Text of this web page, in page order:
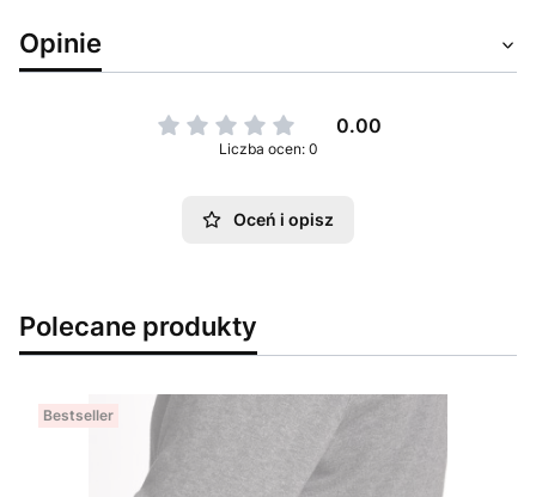
Opinie
0.00
Liczba ocen: 0
Oceń i opisz
Polecane produkty
Bestseller